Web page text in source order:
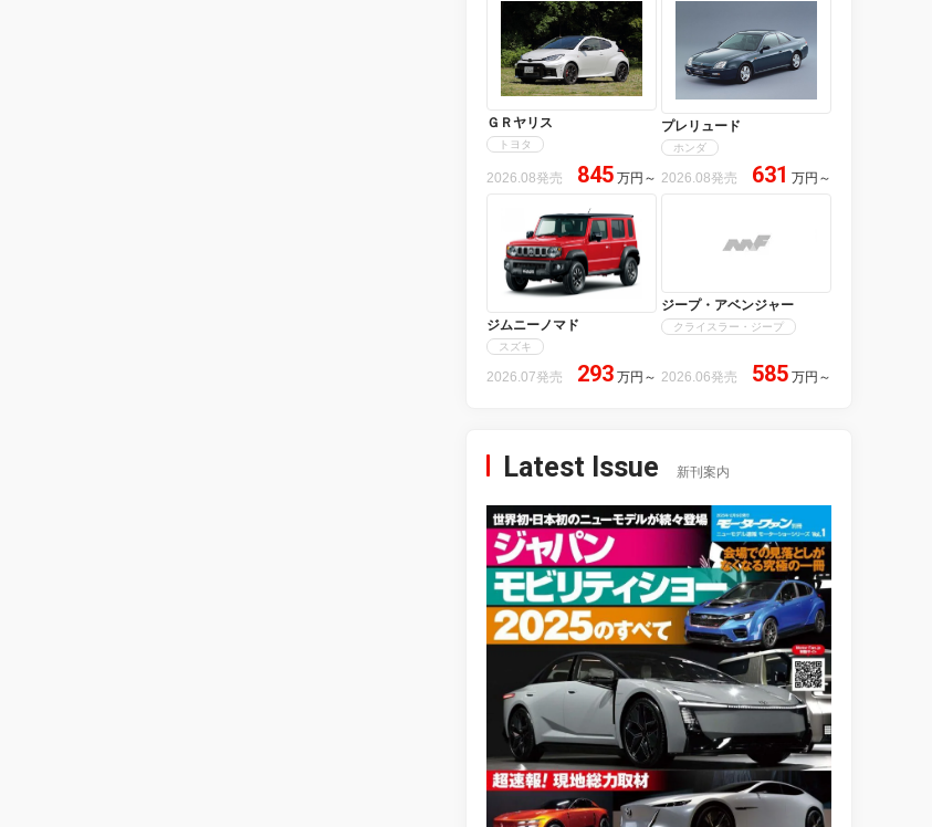
ＧＲヤリス
トヨタ
2026.08発売 845 万円 ～
プレリュード
ホンダ
2026.08発売 631 万円 ～
ジムニーノマド
スズキ
2026.07発売 293 万円 ～
ジープ・アベンジャー
クライスラー・ジープ
2026.06発売 585 万円 ～
Latest Issue 新刊案内